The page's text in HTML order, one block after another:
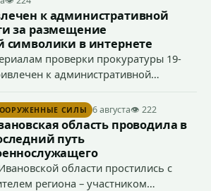
к административной
за размещение
символики в интернете
проверки прокуратуры 19-
к административной
символики экстремистской
эти действия не содержат признаков
деяния) за размещение
в сети Интернет.
СИЛЫ 6 августа👁 222
область проводила в
путь
области простились с
региона – участником